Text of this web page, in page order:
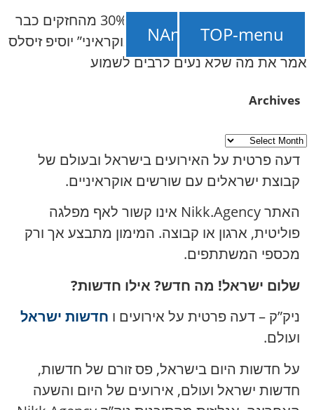
30% מהחזקים כבר
עצרו את האימפריה: “היהודי האוקראיני” יוסיפ זיסלס
אמר את מה שלא נעים לרבים לשמוע
Archives
דעה פרטית על האירועים בישראל ובעולם של
קבוצת ישראלים עם שורשים אוקראיניים.
האתר Nikk.Agency אינו קשור לאף מפלגה
פוליטית, ארגון או קבוצה. המימון מתבצע אך ורק
מכספי המשתתפים.
שלום ישראל! מה חדש? אילו חדשות?
ניק”ק – דעה פרטית על אירועים ו חדשות ישראל
ועולם.
על חדשות היום בישראל, פס זורם של חדשות,
חדשות ישראל ועולם, אירועים של היום והשעה
תמכו ב-NAnews
TOP-menu